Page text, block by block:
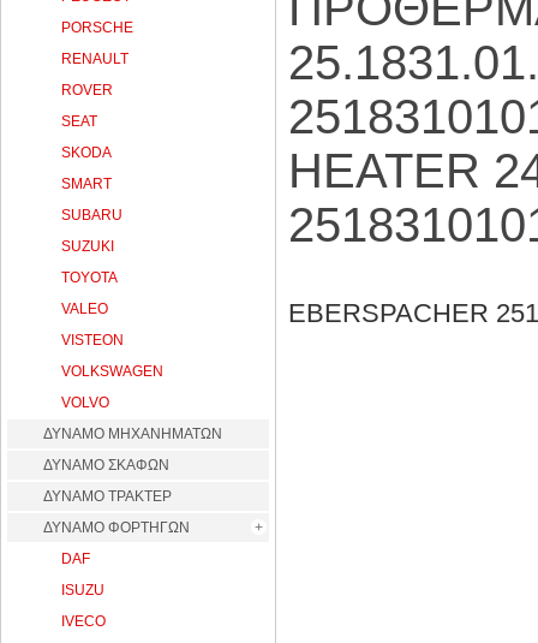
HEATER
EBERSPACHER
PORSCHE
RENAULT
ROVER
SEAT
SKODA
SMART
SUBARU
SUZUKI
TOYOTA
VALEO
VISTEON
VOLKSWAGEN
VOLVO
ΔΥΝΑΜΟ ΜΗΧΑΝΗΜΑΤΩΝ
ΔΥΝΑΜΟ ΣΚΑΦΩΝ
ΔΥΝΑΜΟ ΤΡΑΚΤΕΡ
ΔΥΝΑΜΟ ΦΟΡΤΗΓΩΝ
DAF
ISUZU
IVECO